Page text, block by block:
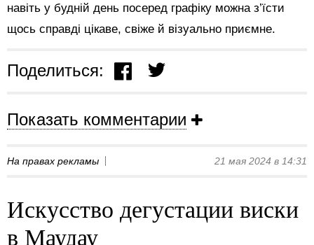
навіть у будній день посеред графіку можна з’їсти
щось справді цікаве, свіже й візуально приємне.
Поделиться:
Показать комментарии
На правах рекламы 21 мая 2024 в 14:31
Искусство дегустации виски
в Маудау